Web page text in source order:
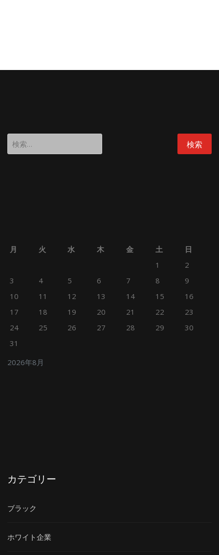
検
索:
2026年8月
月 火 水 木 金 土
日
1
2
3
4 5 6 7 8
9
10
11 12 13 14 15
16
17
18 19 20 21 22
23
24
25 26 27 28 29
30
31
カテゴリー
ブラック
ホワイト企業